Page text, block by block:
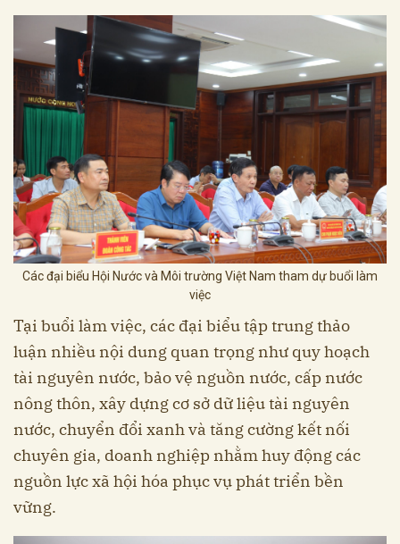
Các đại biểu Hội Nước và Môi trường Việt Nam tham dự buổi làm
việc
Tại buổi làm việc, các đại biểu tập trung thảo
luận nhiều nội dung quan trọng như quy hoạch
tài nguyên nước, bảo vệ nguồn nước, cấp nước
nông thôn, xây dựng cơ sở dữ liệu tài nguyên
nước, chuyển đổi xanh và tăng cường kết nối
chuyên gia, doanh nghiệp nhằm huy động các
nguồn lực xã hội hóa phục vụ phát triển bền
vững.